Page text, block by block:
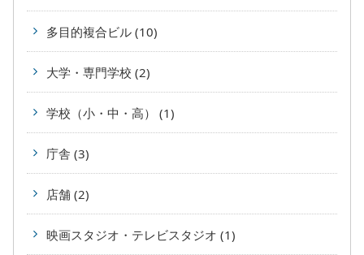
多目的複合ビル (10)
大学・専門学校 (2)
学校（小・中・高） (1)
庁舎 (3)
店舗 (2)
映画スタジオ・テレビスタジオ (1)